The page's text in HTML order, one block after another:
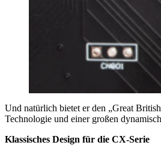
Und natürlich bietet er den „Great
Technologie und einer großen
Klassisches Design für die CX-Serie